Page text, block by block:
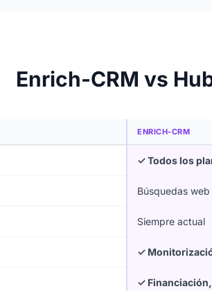
Enrich-CRM vs
ENRICH-CRM
✓ Todos los
Búsquedas
Siempre actual
✓
✓